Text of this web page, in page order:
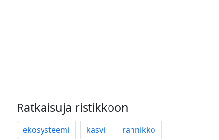
Ratkaisuja ristikkoon
ekosysteemi kasvi
rannikko